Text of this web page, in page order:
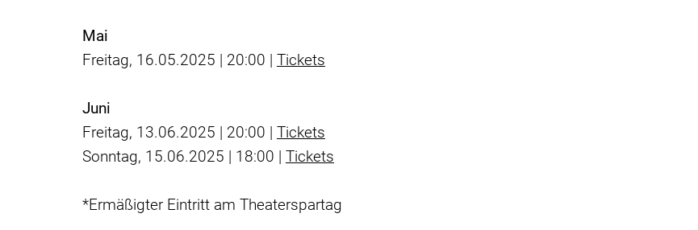
Mai
Freitag, 16.05.2025 | 20:00 | Tickets
Juni
Freitag, 13.06.2025 | 20:00 | Tickets
Sonntag, 15.06.2025 | 18:00 | Tickets
*Ermäßigter Eintritt am Theaterspartag